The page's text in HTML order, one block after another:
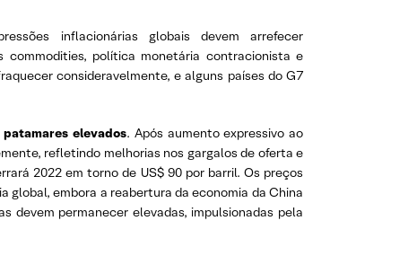
inflacionárias globais devem arrefecer
commodities, política monetária contracionista e
consideravelmente, e alguns países do G7
elevados. Após aumento expressivo ao
refletindo melhorias nos gargalos de oferta e
2022 em torno de US$ 90 por barril. Os preços
global, embora a reabertura da economia da China
devem permanecer elevadas, impulsionadas pela